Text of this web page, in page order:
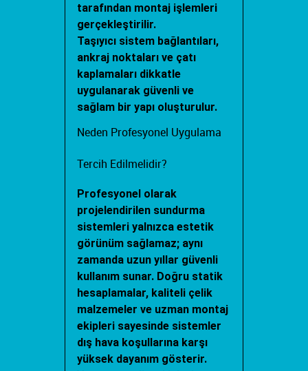
tarafından montaj işlemleri
gerçekleştirilir.
Taşıyıcı sistem bağlantıları,
ankraj noktaları ve çatı
kaplamaları dikkatle
uygulanarak güvenli ve
sağlam bir yapı oluşturulur.
Neden Profesyonel Uygulama
Tercih Edilmelidir?
Profesyonel olarak
projelendirilen sundurma
sistemleri yalnızca estetik
görünüm sağlamaz; aynı
zamanda uzun yıllar güvenli
kullanım sunar. Doğru statik
hesaplamalar, kaliteli çelik
malzemeler ve uzman montaj
ekipleri sayesinde sistemler
dış hava koşullarına karşı
yüksek dayanım gösterir.